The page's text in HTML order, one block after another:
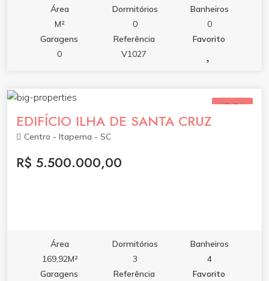
Área
M²
Dormitórios
0
Banheiros
0
Garagens
0
Referência
V1027
Favorito
VENDA
EDIFÍCIO ILHA DE SANTA CRUZ
Centro - Itapema - SC
R$ 5.500.000,00
Área
169,92M²
Dormitórios
3
Banheiros
4
Garagens
Referência
Favorito